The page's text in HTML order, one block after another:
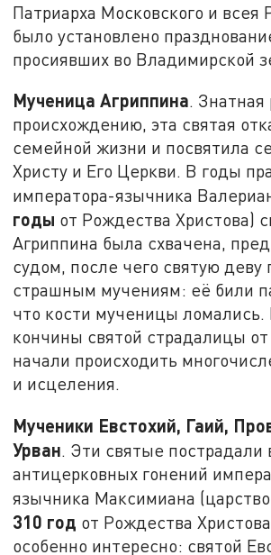
Патриарха Московского и всея
было установлено
просиявших во Владимирской
Мученица Агриппина.
происхождению, эта святая
семейной жизни и посвятила
Христу и Его Церкви. В годы
императора-язычника
годы от Рождества Христова)
Агриппина была схвачена,
судом, после чего святую деву
страшным мучениям: её били
что кости мученицы ломались.
кончины святой страдалицы
начали происходить
и исцеления.
Мученики Евстохий, Гаий,
Урван. Эти святые пострадали
антицерковных гонений
язычника Максимиана
310 год от Рождества
особенно интересно: святой